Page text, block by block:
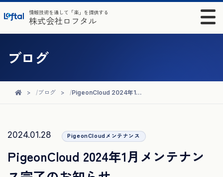
情報技術を通して「楽」を提供する
株式会社ロフタル
ブログ
ブログ PigeonCloud 2024年1月メンテナンス完了のお知らせ
2024.01.28 PigeonCloudメンテナンス
PigeonCloud 2024年1月メンテナン